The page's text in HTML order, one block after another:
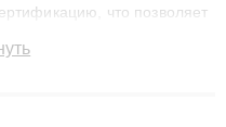
что позволяет
3 лет. Наши мастера